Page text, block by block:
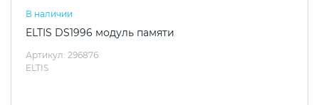
В наличии
ELTIS DS1996 модуль памяти
Артикул: 296876
ELTIS